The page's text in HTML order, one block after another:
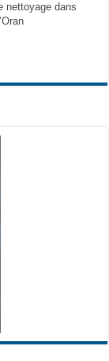
nettoyage dans